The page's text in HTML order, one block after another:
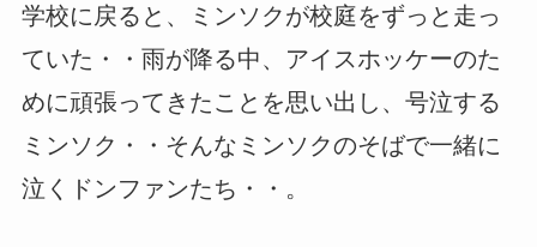
学校に戻ると、ミンソクが校庭をずっと走っ
ていた・・雨が降る中、アイスホッケーのた
めに頑張ってきたことを思い出し、号泣する
ミンソク・・そんなミンソクのそばで一緒に
泣くドンファンたち・・。